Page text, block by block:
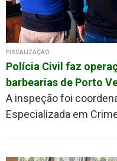
FISCALIZAÇÃO
Polícia Civil faz
barbearias de Porto
A inspeção foi
Especializada em